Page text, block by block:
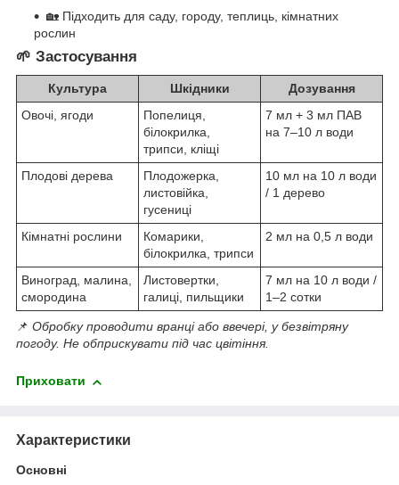
🏡 Підходить для саду, городу, теплиць, кімнатних
рослин
🌱 Застосування
Культура Шкідники
Дозування
Овочі, ягоди
Попелиця,
білокрилка,
трипси, кліщі
7 мл + 3 мл ПАВ
на 7–10 л води
Плодові дерева
Плодожерка,
листовійка,
гусениці
10 мл на 10 л води
/ 1 дерево
Кімнатні рослини
Комарики,
білокрилка, трипси
2 мл на 0,5 л води
Виноград, малина,
смородина
Листовертки,
галиці, пильщики
7 мл на 10 л води /
1–2 сотки
📌 Обробку проводити вранці або ввечері, у безвітряну
погоду. Не обприскувати під час цвітіння.
Приховати
Характеристики
Основні